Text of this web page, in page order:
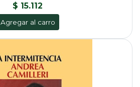
$ 15.112
Agregar al carro